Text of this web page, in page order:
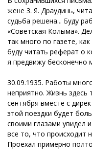
жене 3. Я. Драудинь,
судьба решена... Буду
«Советская Колыма».
так много по газете,
буду читать реферат о
я предвижу бесконечно
30.09.1935. Работы
неприятно. Жизнь здесь
сентября вместе с
этой поездки будет
своими глазами увидел
все то, что происходит
Проехал примерно